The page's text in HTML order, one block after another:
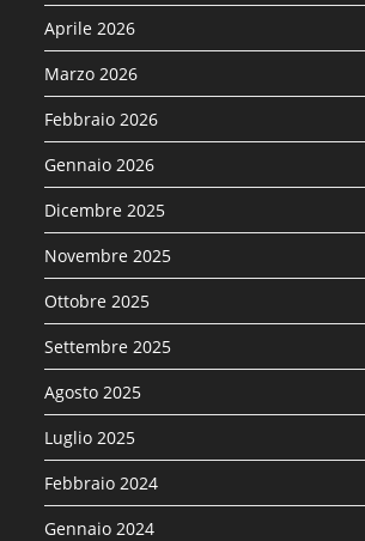
Aprile 2026
Marzo 2026
Febbraio 2026
Gennaio 2026
Dicembre 2025
Novembre 2025
Ottobre 2025
Settembre 2025
Agosto 2025
Luglio 2025
Febbraio 2024
Gennaio 2024